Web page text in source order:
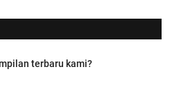
terbaru kami?